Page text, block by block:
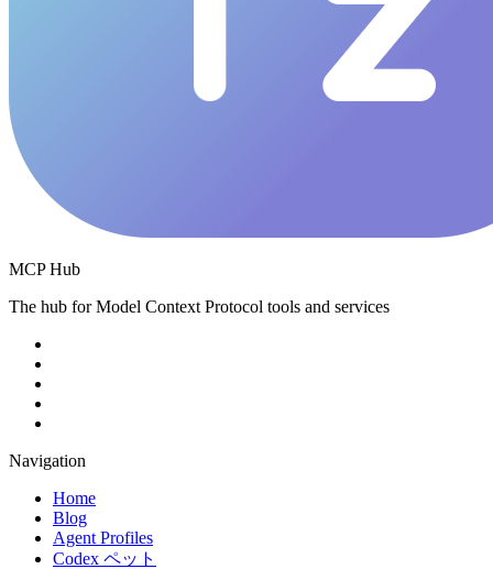
MCP Hub
The hub for Model Context Protocol tools and services
Navigation
Home
Blog
Agent Profiles
Codex ペット